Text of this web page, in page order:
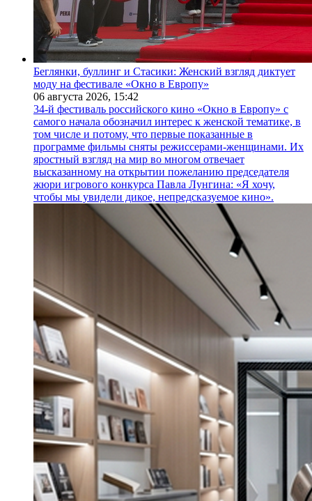
Беглянки, буллинг и Стасики: Женский взгляд диктует
моду на фестивале «Окно в Европу»
06 августа 2026, 15:42
34-й фестиваль российского кино «Окно в Европу» с
самого начала обозначил интерес к женской тематике, в
том числе и потому, что первые показанные в
программе фильмы сняты режиссерами-женщинами. Их
яростный взгляд на мир во многом отвечает
высказанному на открытии пожеланию председателя
жюри игрового конкурса Павла Лунгина: «Я хочу,
чтобы мы увидели дикое, непредсказуемое кино».